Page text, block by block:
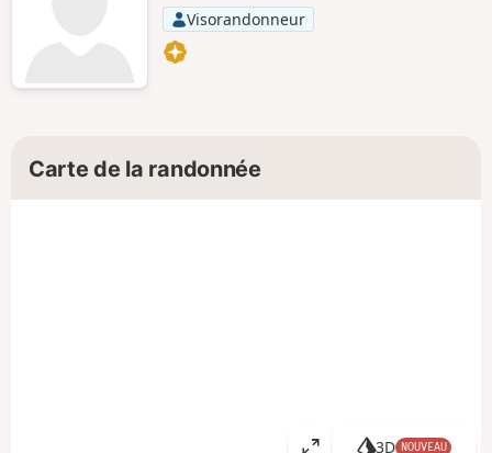
Visorandonneur
Carte de la randonnée
3D NOUVEAU